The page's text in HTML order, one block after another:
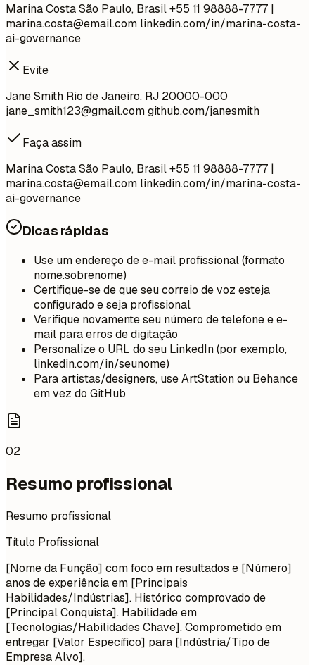
Marina Costa São Paulo, Brasil +55 11 98888-7777 |
marina.costa@email.com linkedin.com/in/marina-costa-
ai-governance
Evite
Jane Smith Rio de Janeiro, RJ 20000-000
jane_smith123@gmail.comgithub.com/janesmith
Faça assim
Marina Costa São Paulo, Brasil +55 11 98888-7777 |
marina.costa@email.com linkedin.com/in/marina-costa-
ai-governance
Dicas rápidas
Use um endereço de e-mail profissional (formato
nome.sobrenome)
Certifique-se de que seu correio de voz esteja
configurado e seja profissional
Verifique novamente seu número de telefone e e-
mail para erros de digitação
Personalize o URL do seu LinkedIn (por exemplo,
linkedin.com/in/seunome)
Para artistas/designers, use ArtStation ou Behance
em vez do GitHub
02
Resumo profissional
Resumo profissional
Título Profissional
[Nome da Função] com foco em resultados e [Número]
anos de experiência em [Principais
Habilidades/Indústrias]. Histórico comprovado de
[Principal Conquista]. Habilidade em
[Tecnologias/Habilidades Chave]. Comprometido em
entregar [Valor Específico] para [Indústria/Tipo de
Empresa Alvo].